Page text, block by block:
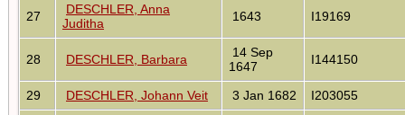
27
DESCHLER, Anna
Juditha
1643 I19169
28 DESCHLER, Barbara
14 Sep
1647
I144150
29 DESCHLER, Johann Veit 3 Jan 1682 I203055